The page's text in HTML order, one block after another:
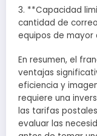
3. **Capacidad
cantidad de
equipos de mayor
En resumen, el
ventajas
eficiencia y
requiere una
las tarifas
evaluar las